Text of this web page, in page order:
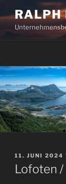
Inhalt
springen
RALPH
AM
11. JUNI 2024
Lofoten